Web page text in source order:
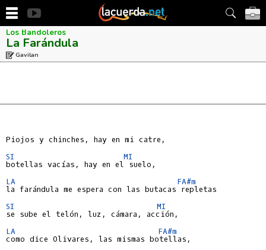
Los Bandoleros
La Farándula
Gavilan
Piojos y chinches, hay en mi catre,
SI
MI
botellas vacías, hay en el suelo,
LA
FA#m
la farándula me espera con las butacas repletas
SI
MI
se sube el telón, luz, cámara, acción,
LA
FA#m
como dice Olivares, las mismas botellas,